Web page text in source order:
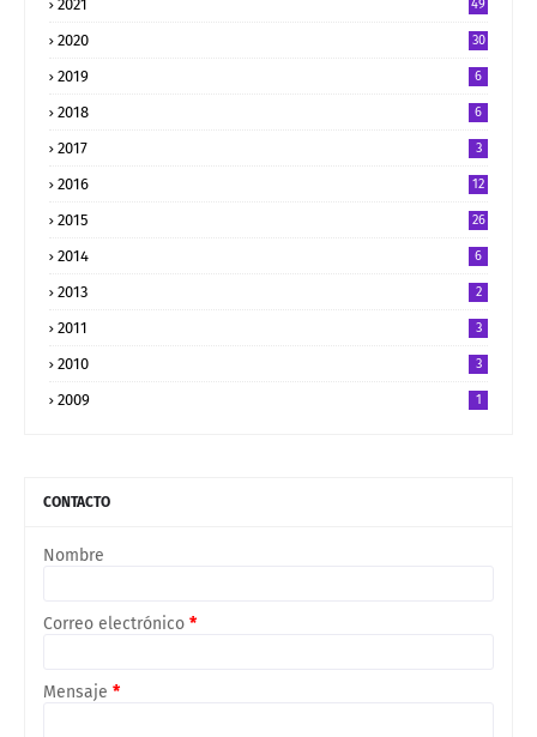
2021 49
2020 30
2019 6
2018 6
2017 3
2016 12
2015 26
2014 6
2013 2
2011 3
2010 3
2009 1
CONTACTO
Nombre
Correo electrónico *
Mensaje *